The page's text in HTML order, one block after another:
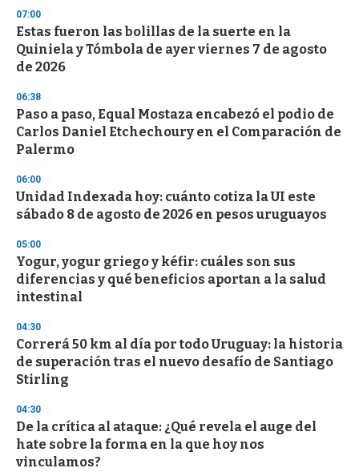
s
e
c
o
n
07:00
Estas fueron las bolillas de la suerte en la
Quiniela y Tómbola de ayer viernes 7 de agosto
de 2026
06:38
Paso a paso, Equal Mostaza encabezó el podio de
Carlos Daniel Etchechoury en el Comparación de
Palermo
06:00
Unidad Indexada hoy: cuánto cotiza la UI este
sábado 8 de agosto de 2026 en pesos uruguayos
05:00
Yogur, yogur griego y kéfir: cuáles son sus
diferencias y qué beneficios aportan a la salud
intestinal
04:30
Correrá 50 km al día por todo Uruguay: la historia
de superación tras el nuevo desafío de Santiago
Stirling
04:30
De la crítica al ataque: ¿Qué revela el auge del
hate sobre la forma en la que hoy nos
vinculamos?